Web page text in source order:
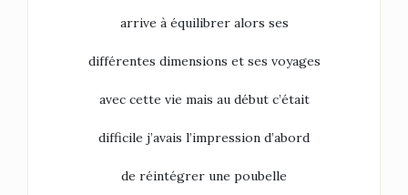
arrive à équilibrer alors ses
différentes dimensions et ses voyages
avec cette vie mais au début c’était
difficile j’avais l’impression d’abord
de réintégrer une poubelle